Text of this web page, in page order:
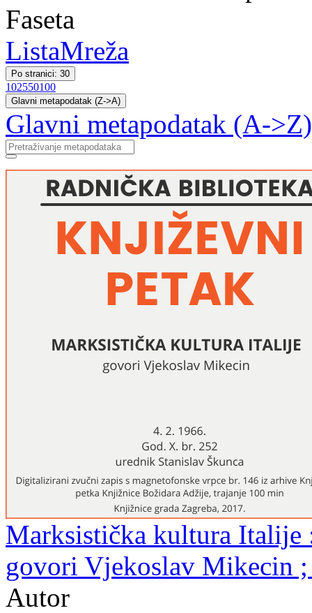
Faseta
ListaMreža
Po stranici: 30
102550100
Glavni metapodatak (Z->A)
Glavni metapodatak (A->Z)
Marksistička kultura
govori Vjekoslav Mikecin
Autor